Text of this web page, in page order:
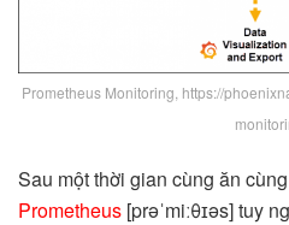
Prometheus Monitoring, https://
Sau một thời gian cùng ăn
Prometheus [prəˈmiːθɪəs] tuy